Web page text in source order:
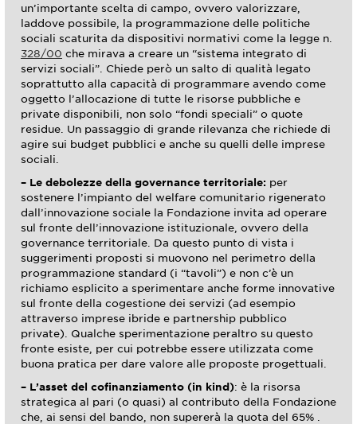
un’importante scelta di campo, ovvero valorizzare,
laddove possibile, la programmazione delle politiche
sociali scaturita da dispositivi normativi come la legge n.
328/00 che mirava a creare un “sistema integrato di
servizi sociali”. Chiede però un salto di qualità legato
soprattutto alla capacità di programmare avendo come
oggetto l’allocazione di tutte le risorse pubbliche e
private disponibili, non solo “fondi speciali” o quote
residue. Un passaggio di grande rilevanza che richiede di
agire sui budget pubblici e anche su quelli delle imprese
sociali.
– Le debolezze della governance territoriale: per
sostenere l’impianto del welfare comunitario rigenerato
dall’innovazione sociale la Fondazione invita ad operare
sul fronte dell’innovazione istituzionale, ovvero della
governance territoriale. Da questo punto di vista i
suggerimenti proposti si muovono nel perimetro della
programmazione standard (i “tavoli”) e non c’è un
richiamo esplicito a sperimentare anche forme innovative
sul fronte della cogestione dei servizi (ad esempio
attraverso imprese ibride e partnership pubblico
private). Qualche sperimentazione peraltro su questo
fronte esiste, per cui potrebbe essere utilizzata come
buona pratica per dare valore alle proposte progettuali.
– L’asset del cofinanziamento (in kind): è la risorsa
strategica al pari (o quasi) al contributo della Fondazione
che, ai sensi del bando, non supererà la quota del 65% .